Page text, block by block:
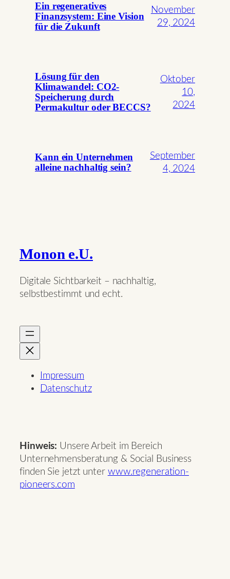
Ein regeneratives
Finanzsystem: Eine Vision
für die Zukunft
November
29, 2024
Lösung für den
Klimawandel: CO2-
Speicherung durch
Permakultur oder BECCS?
Oktober
10,
2024
Kann ein Unternehmen
alleine nachhaltig sein?
September
4, 2024
Monon e.U.
Digitale Sichtbarkeit – nachhaltig,
selbstbestimmt und echt.
Impressum
Datenschutz
Hinweis: Unsere Arbeit im Bereich
Unternehmensberatung & Social Business
finden Sie jetzt unter www.regeneration-
pioneers.com